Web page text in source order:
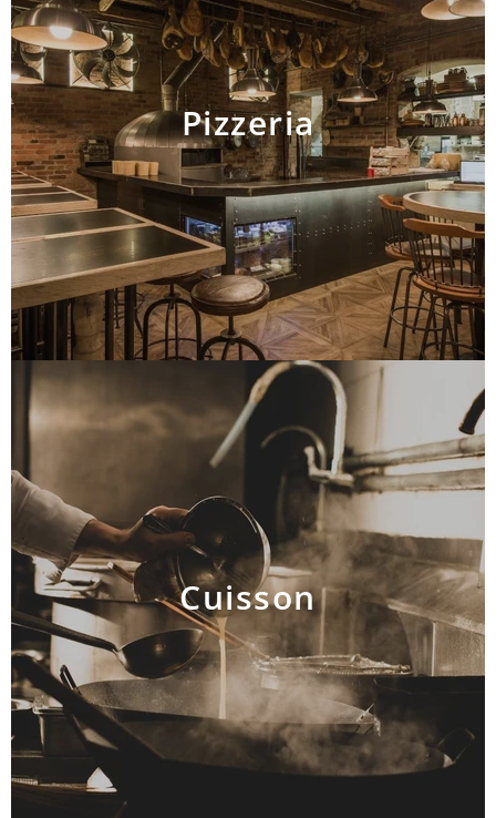
Pizzeria
AJOUTER AU PANIER
Cuisson
AJOUTER AU PANIER